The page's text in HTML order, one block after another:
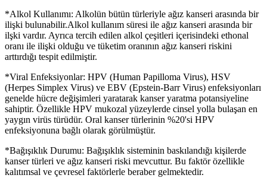
*Alkol Kullanımı: Alkolün bütün türleriyle ağız kanseri arasında bir
ilişki bulunabilir.Alkol kullanım süresi ile ağız kanseri arasında bir
ilşki vardır. Ayrıca tercih edilen alkol çeşitleri içerisindeki ethonal
oranı ile ilişki olduğu ve tüketim oranının ağız kanseri riskini
arttırdığı tespit edilmiştir.
*Viral Enfeksiyonlar: HPV (Human Papilloma Virus), HSV
(Herpes Simplex Virus) ve EBV (Epstein-Barr Virus) enfeksiyonları
genelde hücre değişimleri yaratarak kanser yaratma potansiyeline
sahiptir. Özellikle HPV mukozal yüzeylerde cinsel yolla bulaşan en
yaygın virüs türüdür. Oral kanser türlerinin %20'si HPV
enfeksiyonuna bağlı olarak görülmüştür.
*Bağışıklık Durumu: Bağışıklık sisteminin baskılandığı kişilerde
kanser türleri ve ağız kanseri riski mevcuttur. Bu faktör özellikle
kalıtımsal ve çevresel faktörlerle beraber gelmektedir.